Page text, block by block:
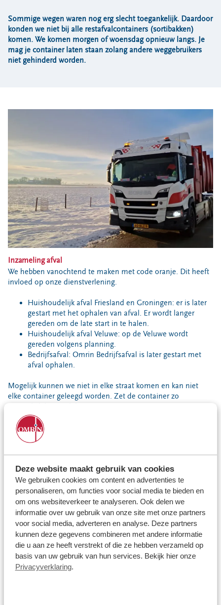
Deze website maakt gebruik van cookies
We gebruiken cookies om content en advertenties te
personaliseren, om functies voor social media te bieden en
om ons websiteverkeer te analyseren. Ook delen we
informatie over uw gebruik van onze site met onze partners
voor social media, adverteren en analyse. Deze partners
kunnen deze gegevens combineren met andere informatie
die u aan ze heeft verstrekt of die ze hebben verzameld op
basis van uw gebruik van hun services. Bekijk hier onze
Privacyverklaring.
Ons verhaal
Nieuws
Ontdek Omrin
Storing, klacht of vraag
Klantenservice SYP
VeeIgestelde vragen
Pers
Locaties
Werken bij
Voor gemeenten
Voor leveranciers en bezoekers
Sommige wegen waren nog erg slecht toegankelijk. Daardoor
konden we niet bij alle restafvalcontainers (sortibakken)
komen. We komen morgen of woensdag opnieuw langs. Je
mag je container laten staan zolang andere weggebruikers
niet gehinderd worden.
Inzameling afval
We hebben vanochtend te maken met code oranje. Dit heeft
invloed op onze dienstverlening.
Huishoudelijk afval Friesland en Groningen: er is later
gestart met het ophalen van afval. Er wordt langer
gereden om de late start in te halen.
Huishoudelijk afval Veluwe: op de Veluwe wordt
gereden volgens planning.
Bedrijfsafval: Omrin Bedrijfsafval is later gestart met
afval ophalen.
Mogelijk kunnen we niet in elke straat komen en kan niet
elke container geleegd worden. Zet de container zo
De gft-routes van deze week vervallen en worden niet
ingehaald. Zo maken we ruimte in onze planning om
Nieuwe ophaaldagen worden injouw afvalkalender
Omrin Afvalapp zichtbaar nadat ze ingepland worden.
Milieustraten
Onze milieustraten zijn inmiddels te bezoeken volgens de
reguliere openingstijden. Er wordt hard gewerkt om de
milieustraten sneeuw- en ijsvrij te maken.